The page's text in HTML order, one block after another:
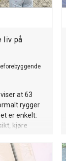
liv på
at 63
rygger
er enkelt:
kjøre